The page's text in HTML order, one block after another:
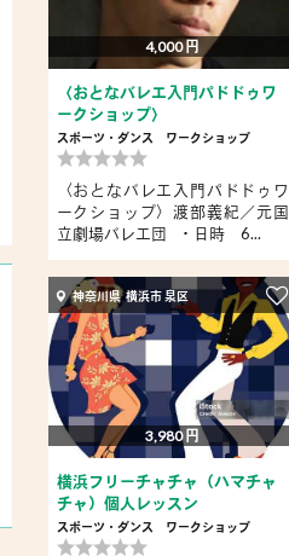
4,000 円
〈おとなバレエ入門パドドゥワ
ークショップ〉
スポーツ・ダンス ワークショップ
〈おとなバレエ入門パドドゥワ
ークショップ〉渡部義紀／元国
立劇場バレエ団 ・日時 6...
神奈川県 横浜市 泉区
3,980 円
横浜フリーチャチャ（ハマチャ
チャ）個人レッスン
スポーツ・ダンス ワークショップ